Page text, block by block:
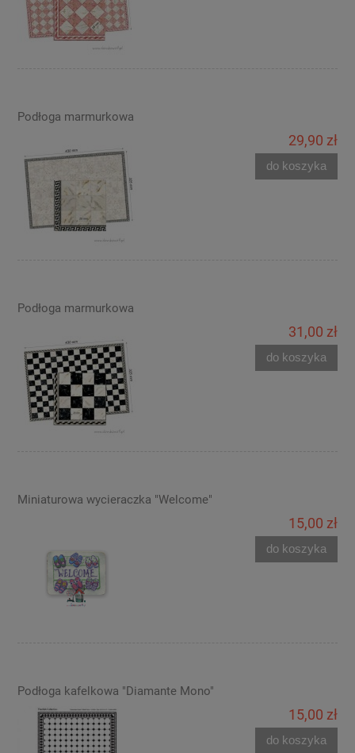
Podłoga marmurkowa
29,90 zł
do koszyka
Podłoga marmurkowa
31,00 zł
do koszyka
Miniaturowa wycieraczka "Welcome"
15,00 zł
do koszyka
Podłoga kafelkowa "Diamante Mono"
15,00 zł
do koszyka